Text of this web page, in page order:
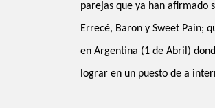
parejas que ya han afirmado
Errecé, Baron y Sweet Pain;
en Argentina (1 de Abril)
lograr en un puesto de a